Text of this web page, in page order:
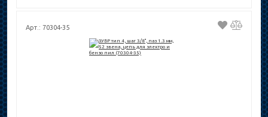
Арт.: 70304-35